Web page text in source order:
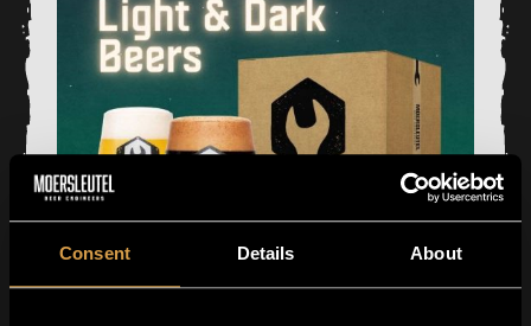
Consent Details About